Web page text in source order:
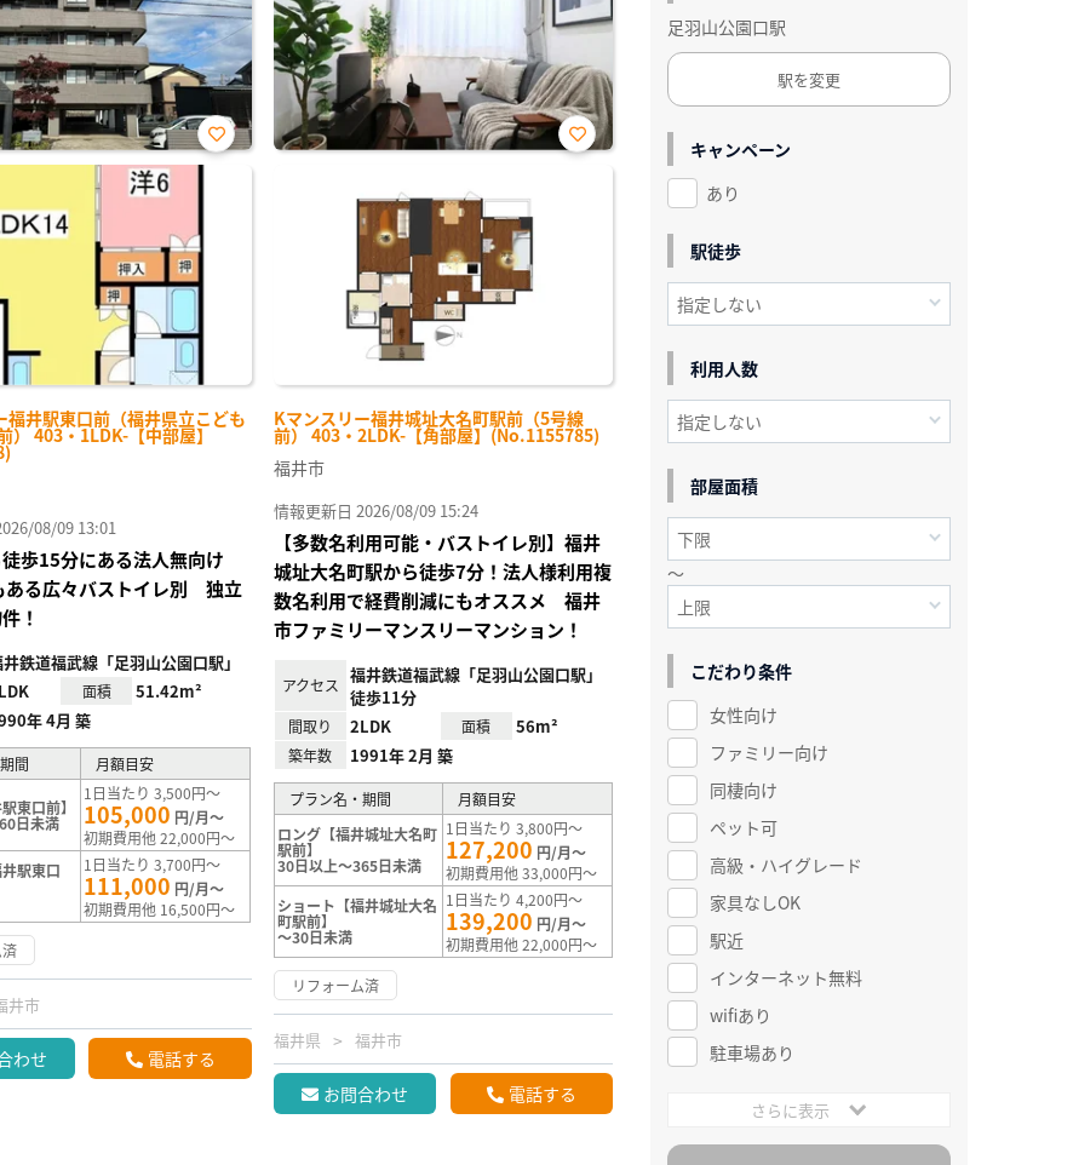
福井駅東口前（福井県立こども
） 403・1LDK-【中部屋】
お気
08/09 13:01
歩15分にある法人無向け
ある広々バストイレ別 独立
！
鉄道福武線「足羽山公園口駅」
面積 51.42m²
年 4月 築
間 月額目安
東口前】
日未満
1日当たり 3,500円～
105,000 円/月～
初期費用他 22,000円～
駅東口
1日当たり 3,700円～
111,000 円/月～
初期費用他 16,500円～
井市
わせ 電話する
Kマンスリー福井城址大名町駅前（5号線
前） 403・2LDK-【角部屋】(No.1155785)
お気
福井市
情報更新日 2026/08/09 15:24
【多数名利用可能・バストイレ別】福井
城址大名町駅から徒歩7分！法人様利用複
数名利用で経費削減にもオススメ 福井
市ファミリーマンスリーマンション！
アクセス
福井鉄道福武線「足羽山公園口駅」
徒歩11分
間取り 2LDK 面積 56m²
築年数 1991年 2月 築
プラン名・期間
月額目安
ロング【福井城址大名町
駅前】
30日以上～365日未満
1日当たり 3,800円～
127,200 円/月～
初期費用他 33,000円～
ショート【福井城址大名
町駅前】
～30日未満
1日当たり 4,200円～
139,200 円/月～
初期費用他 22,000円～
リフォーム済
福井県 福井市
お問合わせ 電話する
足羽山公園口駅
駅を変更
キャンペーン
あり
駅徒歩
利用人数
部屋面積
～
こだわり条件
女性向け
ファミリー向け
同棲向け
ペット可
高級・ハイグレード
家具なしOK
駅近
インターネット無料
wifiあり
駐車場あり
さらに表示